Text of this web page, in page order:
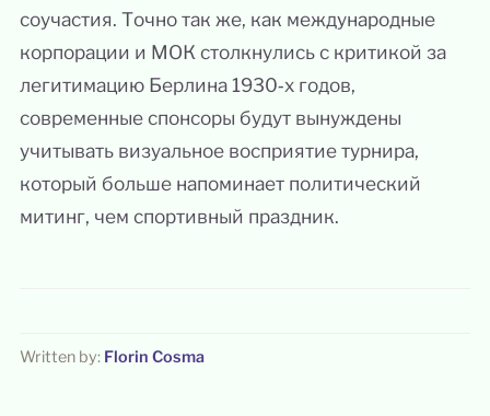
соучастия. Точно так же, как международные
корпорации и МОК столкнулись с критикой за
легитимацию Берлина 1930‑х годов,
современные спонсоры будут вынуждены
учитывать визуальное восприятие турнира,
который больше напоминает политический
митинг, чем спортивный праздник.
Written by: Florin Cosma